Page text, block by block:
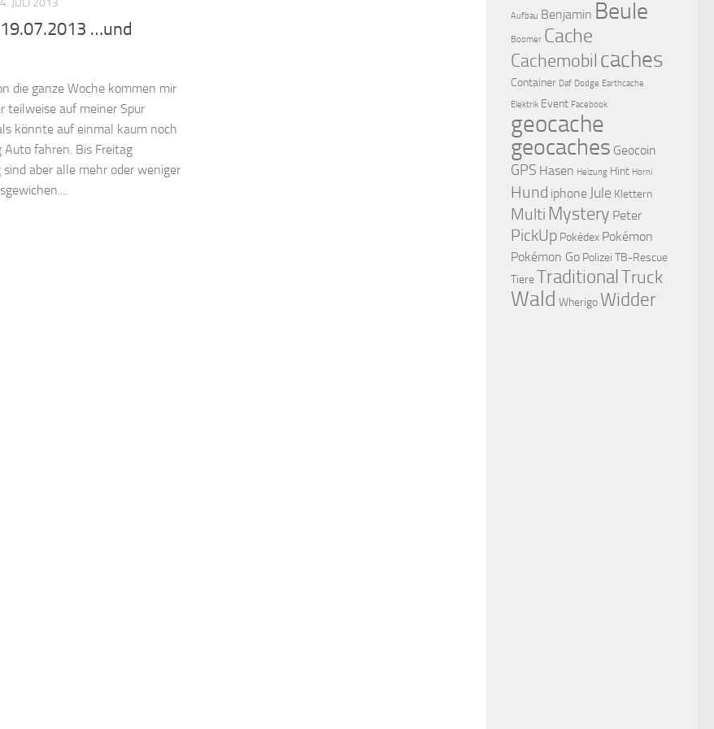
…und
die ganze Woche kommen mir
teilweise auf meiner Spur
könnte auf einmal kaum noch
Auto fahren. Bis Freitag
aber alle mehr oder weniger
Aufbau Benjamin Beule
Boomer Cache
Cachemobil caches
Container Daf Dodge Earthcache
Elektrik Event Facebook
geocache
geocaches Geocoin
GPS Hasen Heizung Hint Horni
Hund iphone Jule Klettern
Multi Mystery Peter
PickUp Pokédex Pokémon
Pokémon Go Polizei TB-Rescue
TiereTraditional Truck
Wald Wherigo Widder